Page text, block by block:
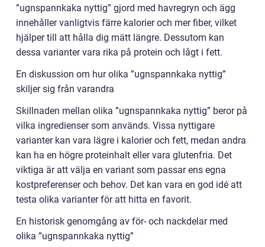
”ugnspannkaka nyttig” gjord med havregryn och ägg
innehåller vanligtvis färre kalorier och mer fiber, vilket
hjälper till att hålla dig mätt längre. Dessutom kan
dessa varianter vara rika på protein och lågt i fett.
En diskussion om hur olika ”ugnspannkaka nyttig”
skiljer sig från varandra
Skillnaden mellan olika ”ugnspannkaka nyttig” beror på
vilka ingredienser som används. Vissa nyttigare
varianter kan vara lägre i kalorier och fett, medan andra
kan ha en högre proteinhalt eller vara glutenfria. Det
viktiga är att välja en variant som passar ens egna
kostpreferenser och behov. Det kan vara en god idé att
testa olika varianter för att hitta en favorit.
En historisk genomgång av för- och nackdelar med
olika ”ugnspannkaka nyttig”